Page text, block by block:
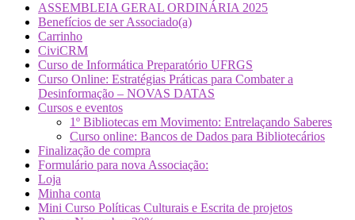
ASSEMBLEIA GERAL ORDINÁRIA 2025
Benefícios de ser Associado(a)
Carrinho
CiviCRM
Curso de Informática Preparatório UFRGS
Curso Online: Estratégias Práticas para Combater a
Desinformação – NOVAS DATAS
Cursos e eventos
1º Bibliotecas em Movimento: Entrelaçando Saberes
Curso online: Bancos de Dados para Bibliotecários
Finalização de compra
Formulário para nova Associação:
Loja
Minha conta
Mini Curso Políticas Culturais e Escrita de projetos